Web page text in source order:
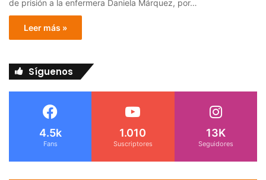
de prisión a la enfermera Daniela Márquez, por…
Leer más »
Síguenos
4.5k
Fans
1.010
Suscriptores
13K
Seguidores